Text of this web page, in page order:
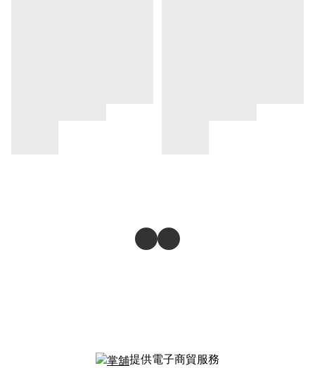
提供電子商貿服務